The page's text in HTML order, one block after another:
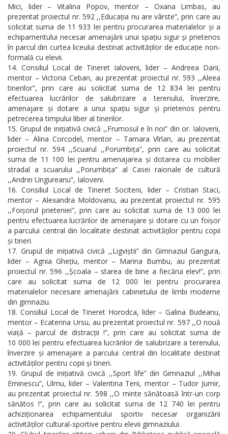
Mici, lider – Vitalina Popov, mentor – Oxana Limbas, au
prezentat proiectul nr. 592 ,,Educația nu are vârste”, prin care au
solicitat suma de 11 933 lei pentru procurarea materialelor și a
echipamentului necesar amenajării unui spațiu sigur și prietenos
în parcul din curtea liceului destinat activităților de educație non-
formală cu elevii.
Consiliul Local de Tineret Ialoveni, lider – Andreea Darii,
mentor – Victoria Ceban, au prezentat proiectul nr. 593 ,,Aleea
tinerilor”, prin care au solicitat suma de 12 834 lei pentru
efectuarea lucrărilor de salubrizare a terenului, înverzire,
amenajare și dotare a unui spațiu sigur și prietenos pentru
petrecerea timpului liber al tinerilor.
Grupul de inițiativă civică ,,Frumosul e în noi” din or. Ialoveni,
lider – Alina Corcodel, mentor – Tamara Vîrlan, au prezentat
proiectul nr. 594 ,,Scuarul ,,Porumbița”, prin care au solicitat
suma de 11 100 lei pentru amenajarea și dotarea cu mobilier
stradal a scuarului ,,Porumbița” al Casei raionale de cultură
,,Andrei Ungureanu”, Ialoveni.
Consiliul Local de Tineret Sociteni, lider – Cristian Staci,
mentor – Alexandra Moldovanu, au prezentat proiectul nr. 595
,,Foișorul prieteniei”, prin care au solicitat suma de 13 000 lei
pentru efectuarea lucrărilor de amenajare și dotare cu un foișor
a parcului central din localitate destinat activităților pentru copii
și tineri.
Grupul de inițiativă civică ,,Ligviștii” din Gimnaziul Gangura,
lider – Agnia Ghețiu, mentor – Marina Bumbu, au prezentat
proiectul nr. 596 ,,Școala – starea de bine a fiecărui elev!”, prin
care au solicitat suma de 12 000 lei pentru procurarea
materialelor necesare amenajării cabinetului de limbi moderne
din gimnaziu.
Consiliul Local de Tineret Horodca, lider – Galina Budeanu,
mentor – Ecaterina Ursu, au prezentat proiectul nr. 597 ,,O nouă
viață – parcul de distracții !”, prin care au solicitat suma de
10 000 lei pentru efectuarea lucrărilor de salubrizare a terenului,
înverzire și amenajare a parcului central din localitate destinat
activităților pentru copii și tineri.
Grupul de inițiativă civică ,,Sport life” din Gimnaziul ,,Mihai
Eminescu”, Ulmu, lider – Valentina Teni, mentor – Tudor Jumir,
au prezentat proiectul nr. 598 ,,O minte sănătoasă într-un corp
sănătos !”, prin care au solicitat suma de 12 740 lei pentru
achiziționarea echipamentului sportiv necesar organizării
activităților cultural-sportive pentru elevii gimnaziului.